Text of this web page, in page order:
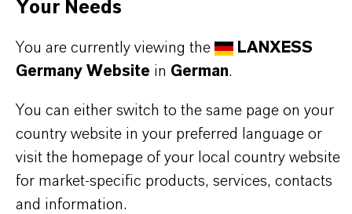
Wirksamkeit wird Kalama® Kaliumbenzoat FCC in
da es sichere und zuverlässige Konservierung bei
Anwendungsbereiche:
Konservierungsmittel in Softdrinks
Your Needs
You are currently viewing the
LANXESS
Germany Website in German.
You can either switch to the same page on your
country website in your preferred language or
visit the homepage of your local country website
for market-specific products, services, contacts
and information.